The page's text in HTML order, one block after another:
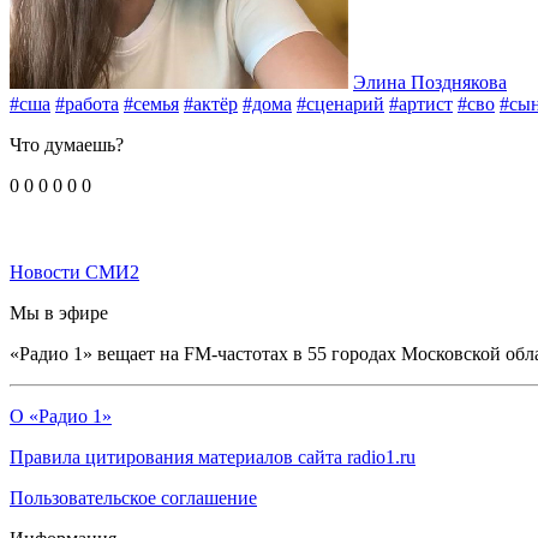
Элина Позднякова
#сша #работа #семья #актёр #дома #сценарий #артист #сво
Что думаешь?
0 0 0 0 0 0
Новости СМИ2
Мы в эфире
«Радио 1» вещает на FM-частотах в 55 городах Московской
О «Радио 1»
Правила цитирования материалов сайта radio1.ru
Пользовательское соглашение